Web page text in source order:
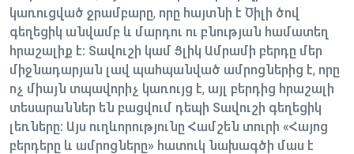
կառուցված ջրամբարը, որը հայտնի է Ծիլի ծով
գեղեցիկ անվամբ և մարդու ու բնության համատեղ
հրաշալիք է։ Տավուշի կամ Ցլիկ Ամրամի բերդը մեր
միջնադարյան լավ պահպանված ամրոցներից է, որը
ոչ միայն տպավորիչ կառույց է, այլ բերդից հրաշալի
տեսարաններ են բացվում դեպի Տավուշի գեղեցիկ
լեռները։ Այս ուղևորությունը Համշեն տուրի «Հայոց
բերդերը և ամրոցները» հատուկ նախագծի մաս է